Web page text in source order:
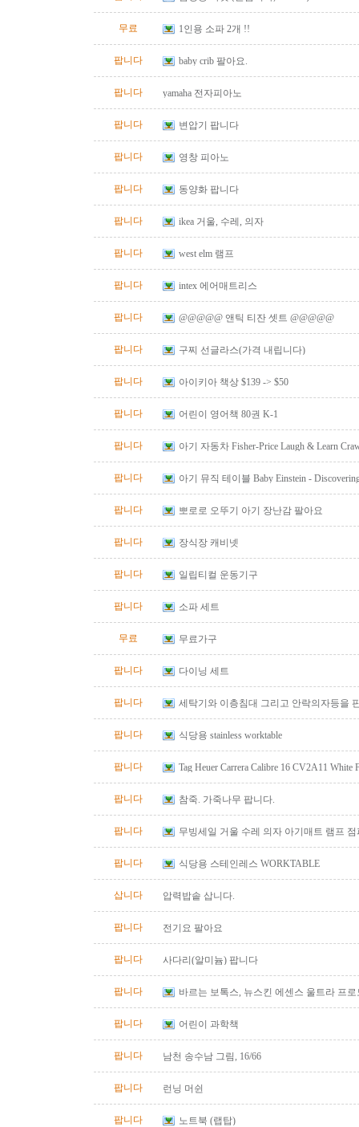
무료 1인용 소파 2개 !!
팝니다 baby crib 팔아요.
팝니다 yamaha 전자피아노
팝니다 변압기 팝니다
팝니다 영창 피아노
팝니다 동양화 팝니다
팝니다 ikea 거울, 수레, 의자
팝니다 west elm 램프
팝니다 intex 에어매트리스
팝니다 @@@@@ 앤틱 티잔 셋트 @@@@@
팝니다 구찌 선글라스(가격 내립니다)
팝니다 아이키아 책상 $139 -> $50
팝니다 어린이 영어책 80권 K-1
팝니다
아기 자동차 Fisher-Price Laugh & Learn
팝니다
아기 뮤직 테이블 Baby Einstein -
팝니다
뽀로로 오뚜기 아기 장난감 팔아요
팝니다 장식장 캐비넷
팝니다 일립티컬 운동기구
팝니다 소파 세트
무료 무료가구
팝니다 다이닝 세트
팝니다 세탁기와 이층침대 그리고 안락의자등을
팝니다 식당용 stainless worktable
팝니다
Tag Heuer Carrera Calibre 16 CV2A11 White
팝니다
참죽. 가죽나무 팝니다.
팝니다 무빙세일 거울 수레 의자 아기매트 램프
팝니다 식당용 스테인레스 WORKTABLE
삽니다 압력밥솥 삽니다.
팝니다 전기요 팔아요
팝니다 사다리(알미늄) 팝니다
팝니다 바르는 보톡스, 뉴스킨 에센스 울트라 프로
팝니다 어린이 과학책
팝니다 남천 송수남 그림, 16/66
팝니다 런닝 머쉰
팝니다 노트북 (랩탑)